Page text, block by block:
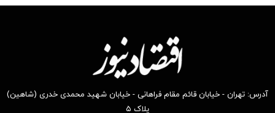
آدرس: تهران - خیابان قائم مقام فراهانی - خیابان شهید محمدی خدری (شاهین)
پلاک ۵